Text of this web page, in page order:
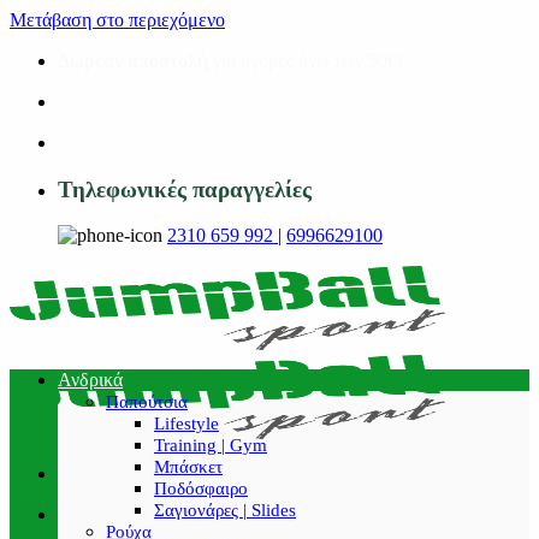
Μετάβαση στο περιεχόμενο
Τηλεφωνικές παραγγελίες
2310 659 992 | 6996629100
Ανδρικά
Παπούτσια
Lifestyle
Training | Gym
Μπάσκετ
Ποδόσφαιρο
Σαγιονάρες | Slides
Ρούχα